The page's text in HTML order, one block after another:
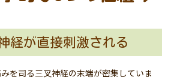
経が直接刺激される
を司る三叉神経の末端が密集していま